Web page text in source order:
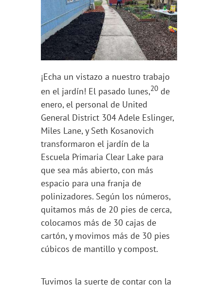
¡Echa un vistazo a nuestro trabajo
en el jardín! El pasado lunes,20de
enero, el personal de United
General District 304 Adele Eslinger,
Miles Lane, y Seth Kosanovich
transformaron el jardín de la
Escuela Primaria Clear Lake para
que sea más abierto, con más
espacio para una franja de
polinizadores. Según los números,
quitamos más de 20 pies de cerca,
colocamos más de 30 cajas de
cartón, y movimos más de 30 pies
cúbicos de mantillo y compost.
Tuvimos la suerte de contar con la